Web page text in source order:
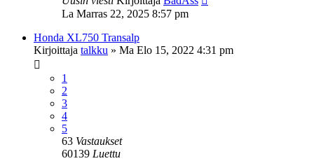
La Marras 22, 2025 8:57 pm
Honda XL750 Transalp
Kirjoittaja talkku » Ma Elo 15, 2022 4:31 pm
1
2
3
4
5
63 Vastaukset
60139 Luettu